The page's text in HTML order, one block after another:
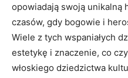
opowiadają swoją unikalną
czasów, gdy bogowie i
Wiele z tych wspaniałych
estetykę i znaczenie, co
włoskiego dziedzictwa